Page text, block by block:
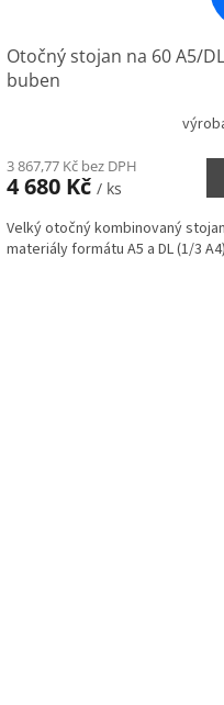
Otočný stojan na 60 A5/
buben
3 867,77 Kč bez DPH
4 680 Kč / ks
Velký otočný kombinovaný
materiály formátu A5 a DL (1/3